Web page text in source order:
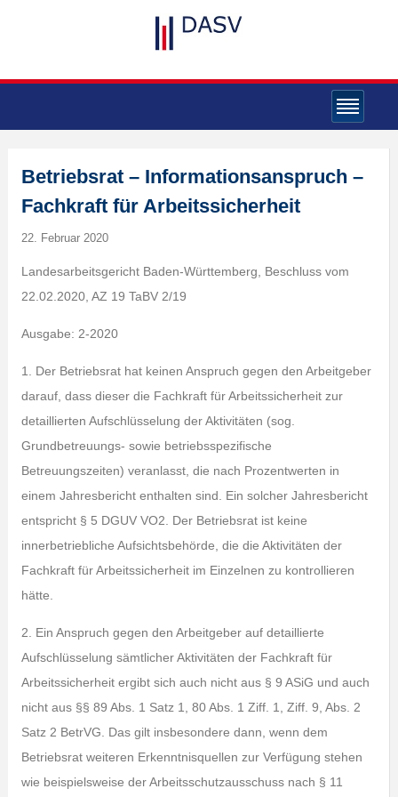
Betriebsrat – Informationsanspruch –
Fachkraft für Arbeitssicherheit
22. Februar 2020
Landesarbeitsgericht Baden-Württemberg, Beschluss vom
22.02.2020, AZ 19 TaBV 2/19
Ausgabe: 2-2020
1. Der Betriebsrat hat keinen Anspruch gegen den Arbeitgeber
darauf, dass dieser die Fachkraft für Arbeitssicherheit zur
detaillierten Aufschlüsselung der Aktivitäten (sog.
Grundbetreuungs- sowie betriebsspezifische
Betreuungszeiten) veranlasst, die nach Prozentwerten in
einem Jahresbericht enthalten sind. Ein solcher Jahresbericht
entspricht § 5 DGUV VO2. Der Betriebsrat ist keine
innerbetriebliche Aufsichtsbehörde, die die Aktivitäten der
Fachkraft für Arbeitssicherheit im Einzelnen zu kontrollieren
hätte.
2. Ein Anspruch gegen den Arbeitgeber auf detaillierte
Aufschlüsselung sämtlicher Aktivitäten der Fachkraft für
Arbeitssicherheit ergibt sich auch nicht aus § 9 ASiG und auch
nicht aus §§ 89 Abs. 1 Satz 1, 80 Abs. 1 Ziff. 1, Ziff. 9, Abs. 2
Satz 2 BetrVG. Das gilt insbesondere dann, wenn dem
Betriebsrat weiteren Erkenntnisquellen zur Verfügung stehen
wie beispielsweise der Arbeitsschutzausschuss nach § 11